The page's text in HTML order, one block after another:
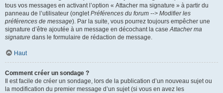
tous vos messages en activant l’option « Attacher ma signature » à partir du
panneau de l’utilisateur (ongletPréférences du forum --> Modifier les
préférences de message). Par la suite, vous pourrez toujours empêcher une
signature d’être ajoutée à un message en décochant la caseAttacher ma
signature dans le formulaire de rédaction de message.
Haut
Comment créer un sondage ?
Il est facile de créer un sondage, lors de la publication d’un nouveau sujet ou
la modification du premier message d’un sujet (si vous en avez les